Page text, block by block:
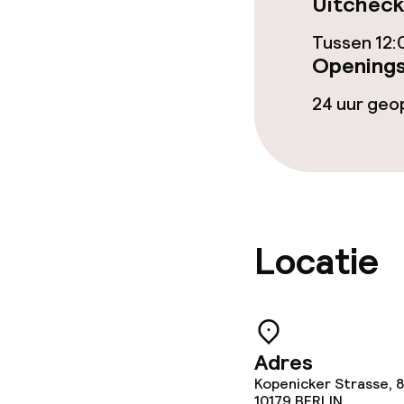
Beleid
Kleine
(minder dan de
Tussen
24 uur
Locatie
Adres
Kopenicker Strasse,